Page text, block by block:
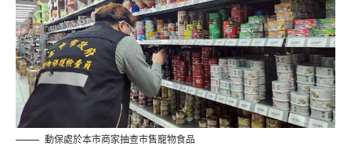
動保處於本市商家抽查市售寵物食品